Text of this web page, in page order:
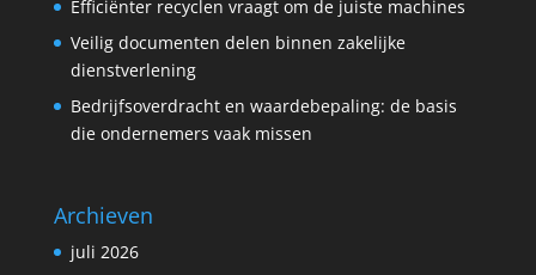
Efficiënter recyclen vraagt om de juiste machines
Veilig documenten delen binnen zakelijke
dienstverlening
Bedrijfsoverdracht en waardebepaling: de basis
die ondernemers vaak missen
Archieven
juli 2026